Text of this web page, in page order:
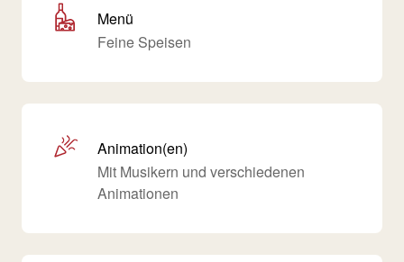
Menü
Feine Speisen
Animation(en)
Mit Musikern und verschiedenen
Animationen